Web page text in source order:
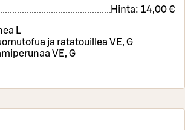
Hinta: 14,00 €
L
ja ratatouillea VE, G
VE, G